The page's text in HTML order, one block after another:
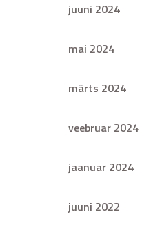
juuni 2024
mai 2024
märts 2024
veebruar 2024
jaanuar 2024
juuni 2022